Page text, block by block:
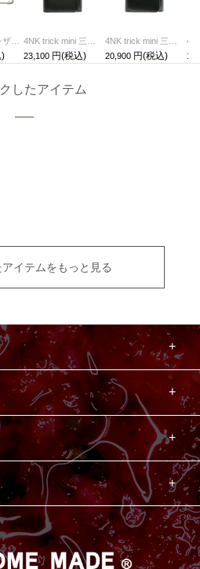
世界最小級のレザーウォレット ネックレス/ウォレットチェーン
23,100
20,900
したアイテム
イテムをもっと見る